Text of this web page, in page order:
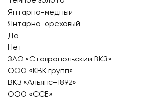
Янтарно-медный
Янтарно-ореховый
Да
Нет
ЗАО «Ставропольский ВКЗ»
ООО «КВК групп»
ВКЗ «Альянс‒1892»
ООО «ССБ»